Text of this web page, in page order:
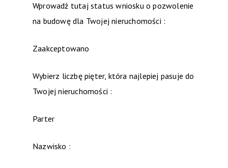
Wprowadź tutaj status wniosku o pozwolenie
na budowę dla Twojej nieruchomości :
Zaakceptowano
Wybierz liczbę pięter, która najlepiej pasuje do
Twojej nieruchomości :
Parter
Nazwisko :